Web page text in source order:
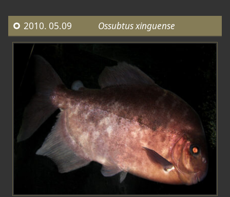
2010. 05.09 Ossubtus xinguense